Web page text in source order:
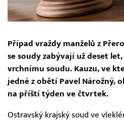
Případ vraždy manželů z
se soudy zabývají už deset
vrchnímu soudu. Kauzu, ve
jedné z obětí Pavel Nárožný,
na příští týden ve čtvrtek.
Ostravský krajský soud ve